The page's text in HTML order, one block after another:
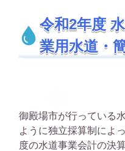
令和2年度
業用水道・
御殿場市が行っている
ように独立採算制によ
度の水道事業会計の決